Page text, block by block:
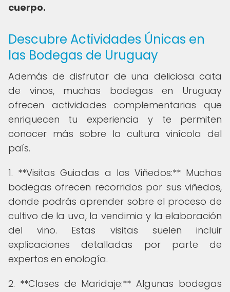
cuerpo.
Descubre Actividades Únicas en
las Bodegas de Uruguay
Además de disfrutar de una deliciosa cata
de vinos, muchas bodegas en Uruguay
ofrecen actividades complementarias que
enriquecen tu experiencia y te permiten
conocer más sobre la cultura vinícola del
país.
1. **Visitas Guiadas a los Viñedos:** Muchas
bodegas ofrecen recorridos por sus viñedos,
donde podrás aprender sobre el proceso de
cultivo de la uva, la vendimia y la elaboración
del vino. Estas visitas suelen incluir
explicaciones detalladas por parte de
expertos en enología.
2. **Clases de Maridaje:** Algunas bodegas